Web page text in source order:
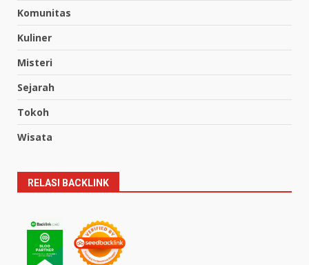
Komunitas
Kuliner
Misteri
Sejarah
Tokoh
Wisata
RELASI BACKLINK